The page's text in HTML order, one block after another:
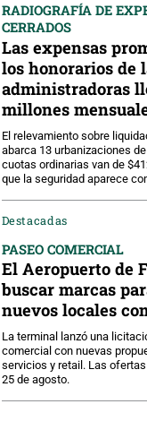
RADIOGRAFÍA DE
CERRADOS
Las expensas
los honorarios de
administradoras
millones
El relevamiento sobre
abarca 13 urbanizaciones
cuotas ordinarias van de
que la seguridad aparece
Destacadas
PASEO COMERCIAL
El Aeropuerto de
buscar marcas
nuevos locales
La terminal lanzó una
comercial con nuevas
servicios y retail. Las
25 de agosto.